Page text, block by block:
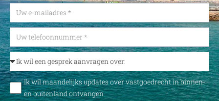
Ik wil maandelijks updates over vastgoedrecht in binnen-
en buitenland ontvangen